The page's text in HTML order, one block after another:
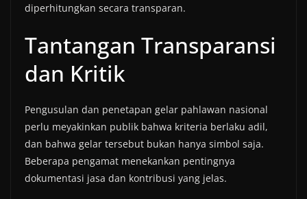
diperhitungkan secara transparan.
Tantangan Transparansi
dan Kritik
Pengusulan dan penetapan gelar pahlawan nasional
perlu meyakinkan publik bahwa kriteria berlaku adil,
dan bahwa gelar tersebut bukan hanya simbol saja.
Beberapa pengamat menekankan pentingnya
dokumentasi jasa dan kontribusi yang jelas.